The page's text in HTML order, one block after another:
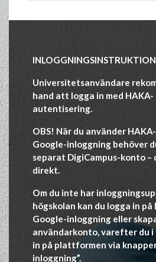
Universitetsanvändare
hand att logga in med
autentisering.
OBS! När du använder
Google-inloggning behöver
separat DigiCampus-konto –
direkt.
Om du inte har
högskolan kan du logga in på
Google-inloggning eller
användarkonto, varefter du
in på plattformen via
inloggning”.